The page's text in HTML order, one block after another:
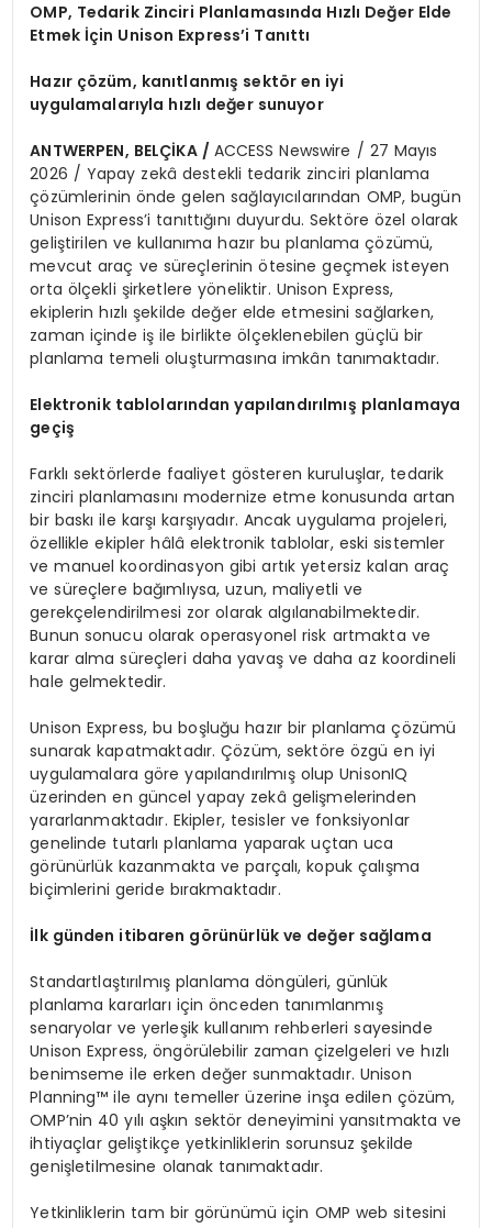
OMP, Tedarik Zinciri Planlamasında Hızlı Değer Elde
Etmek İçin Unison Express’i Tanıttı
Hazır çözüm, kanıtlanmış sektör en iyi
uygulamalarıyla hızlı değer sunuyor
ANTWERPEN, BELÇİKA / ACCESS Newswire / 27 Mayıs
2026 / Yapay zekâ destekli tedarik zinciri planlama
çözümlerinin önde gelen sağlayıcılarından OMP, bugün
Unison Express’i tanıttığını duyurdu. Sektöre özel olarak
geliştirilen ve kullanıma hazır bu planlama çözümü,
mevcut araç ve süreçlerinin ötesine geçmek isteyen
orta ölçekli şirketlere yöneliktir. Unison Express,
ekiplerin hızlı şekilde değer elde etmesini sağlarken,
zaman içinde iş ile birlikte ölçeklenebilen güçlü bir
planlama temeli oluşturmasına imkân tanımaktadır.
Elektronik tablolarından yapılandırılmış planlamaya
geçiş
Farklı sektörlerde faaliyet gösteren kuruluşlar, tedarik
zinciri planlamasını modernize etme konusunda artan
bir baskı ile karşı karşıyadır. Ancak uygulama projeleri,
özellikle ekipler hâlâ elektronik tablolar, eski sistemler
ve manuel koordinasyon gibi artık yetersiz kalan araç
ve süreçlere bağımlıysa, uzun, maliyetli ve
gerekçelendirilmesi zor olarak algılanabilmektedir.
Bunun sonucu olarak operasyonel risk artmakta ve
karar alma süreçleri daha yavaş ve daha az koordineli
hale gelmektedir.
Unison Express, bu boşluğu hazır bir planlama çözümü
sunarak kapatmaktadır. Çözüm, sektöre özgü en iyi
uygulamalara göre yapılandırılmış olup UnisonIQ
üzerinden en güncel yapay zekâ gelişmelerinden
yararlanmaktadır. Ekipler, tesisler ve fonksiyonlar
genelinde tutarlı planlama yaparak uçtan uca
görünürlük kazanmakta ve parçalı, kopuk çalışma
biçimlerini geride bırakmaktadır.
İlk günden itibaren görünürlük ve değer sağlama
Standartlaştırılmış planlama döngüleri, günlük
planlama kararları için önceden tanımlanmış
senaryolar ve yerleşik kullanım rehberleri sayesinde
Unison Express, öngörülebilir zaman çizelgeleri ve hızlı
benimseme ile erken değer sunmaktadır. Unison
Planning™ ile aynı temeller üzerine inşa edilen çözüm,
OMP’nin 40 yılı aşkın sektör deneyimini yansıtmakta ve
ihtiyaçlar geliştikçe yetkinliklerin sorunsuz şekilde
genişletilmesine olanak tanımaktadır.
Yetkinliklerin tam bir görünümü için OMP web sitesini